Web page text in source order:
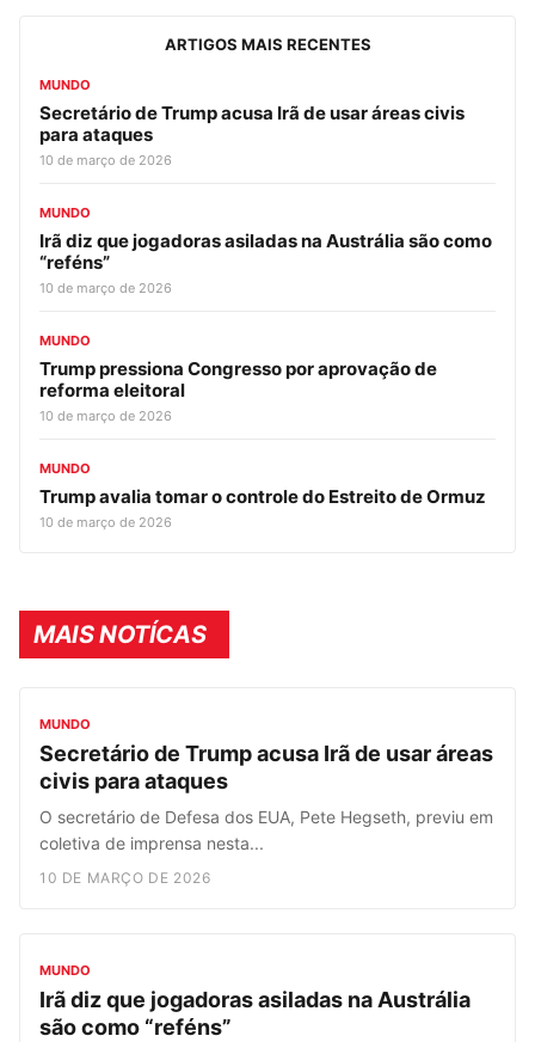
ARTIGOS MAIS RECENTES
MUNDO
Secretário de Trump acusa Irã de usar áreas civis
para ataques
10 de março de 2026
MUNDO
Irã diz que jogadoras asiladas na Austrália são como
“reféns”
10 de março de 2026
MUNDO
Trump pressiona Congresso por aprovação de
reforma eleitoral
10 de março de 2026
MUNDO
Trump avalia tomar o controle do Estreito de Ormuz
10 de março de 2026
MAIS NOTÍCAS
MUNDO
Secretário de Trump acusa Irã de usar áreas
civis para ataques
O secretário de Defesa dos EUA, Pete Hegseth, previu em
coletiva de imprensa nesta...
10 DE MARÇO DE 2026
MUNDO
Irã diz que jogadoras asiladas na Austrália
são como “reféns”